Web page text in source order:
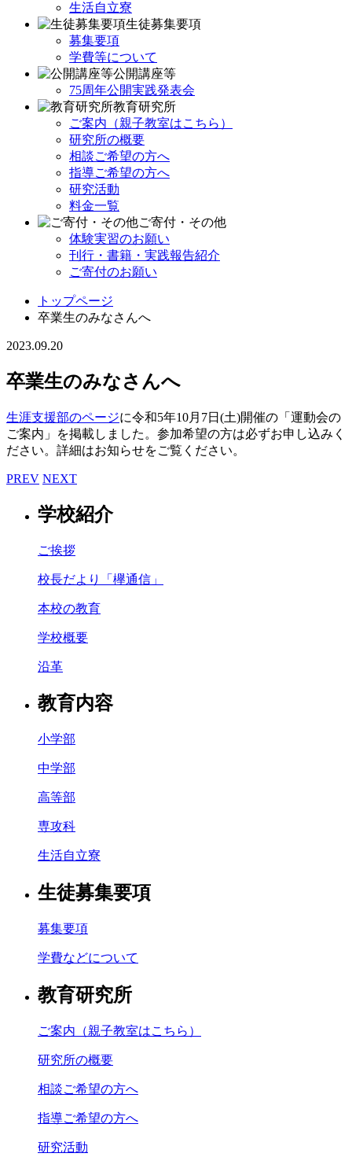
生活自立寮
生徒募集要項
募集要項
学費等について
公開講座等
75周年公開実践発表会
教育研究所
ご案内（親子教室はこちら）
研究所の概要
相談ご希望の方へ
指導ご希望の方へ
研究活動
料金一覧
ご寄付・その他
体験実習のお願い
刊行・書籍・実践報告紹介
ご寄付のお願い
トップページ
卒業生のみなさんへ
2023.09.20
卒業生のみなさんへ
生涯支援部のページに令和5年10月7日(土)開催の「運動会の
ご案内」を掲載しました。参加希望の方は必ずお申し込みく
ださい。詳細はお知らせをご覧ください。
PREV NEXT
学校紹介
ご挨拶
校長だより「欅通信」
本校の教育
学校概要
沿革
教育内容
小学部
中学部
高等部
専攻科
生活自立寮
生徒募集要項
募集要項
学費などについて
教育研究所
ご案内（親子教室はこちら）
研究所の概要
相談ご希望の方へ
指導ご希望の方へ
研究活動